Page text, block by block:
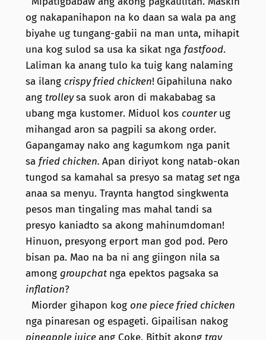
og nakapanihapon na ko daan sa wala pa ang
biyahe ug tungang-gabii na man unta, mihapit
una kog sulod sa usa ka sikat nga fastfood.
Laliman ka anang tulo ka tuig kang nalaming
sa ilang crispy fried chicken! Gipahiluna nako
ang trolleysa suok aron di makababag sa
ubang mga kustomer. Miduol kos counterug
mihangad aron sa pagpili sa akong order.
Gapangamay nako ang kagumkom nga panit
sa fried chicken. Apan diriyot kong natab-okan
tungod sa kamahal sa presyo sa matag set nga
anaa sa menyu. Traynta hangtod singkwenta
pesos man tingaling mas mahal tandi sa
presyo kaniadto sa akong mahinumdoman!
Hinuon, presyong erport man god pod. Pero
bisan pa. Mao na ba ni ang giingon nila sa
among groupchat nga epektos pagsaka sa
inflation?
Miorder gihapon kog one piece fried chicken
nga pinaresan og espageti. Gipailisan nakog
pineapple juiceang Coke. Bitbit akong tray